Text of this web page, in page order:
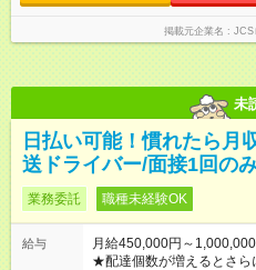
掲載元企業名 JCS
未
日払い可能！慣れたら
送ドライバー/面接1回の
業務委託 職種未経験OK
給与
月給450,000円～
★配達個数が増えるとさら